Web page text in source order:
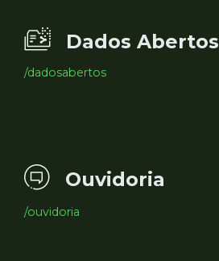
Dados Abertos
/dadosabertos
Ouvidoria
/ouvidoria